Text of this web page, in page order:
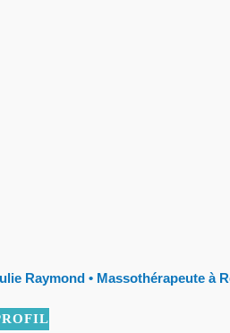
Raymond • Massothérapeute à